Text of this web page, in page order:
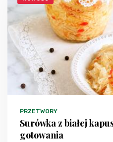
PRZETWORY
Surówka z białej
gotowania